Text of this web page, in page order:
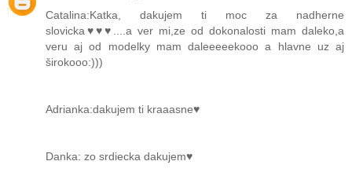
Catalina:Katka, dakujem ti moc za nadherne
slovicka♥♥♥....a ver mi,ze od dokonalosti mam daleko,a
veru aj od modelky mam daleeeeekooo a hlavne uz aj
širokooo:)))
Adrianka:dakujem ti kraaasne♥
Danka: zo srdiecka dakujem♥